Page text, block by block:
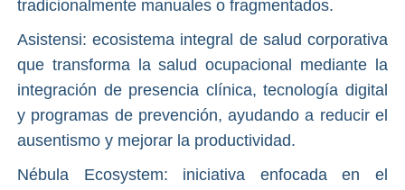
tradicionalmente manuales o fragmentados.
Asistensi: ecosistema integral de salud corporativa
que transforma la salud ocupacional mediante la
integración de presencia clínica, tecnología digital
y programas de prevención, ayudando a reducir el
ausentismo y mejorar la productividad.
Nébula Ecosystem: iniciativa enfocada en el